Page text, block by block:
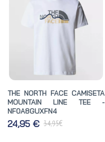
THE NORTH FACE CAMISETA
MOUNTAIN LINE TEE -
NF0A8GUXFN4
24,95 € 34,95€